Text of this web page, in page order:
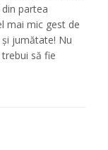
partea
mai mic gest de
jumătate! Nu
să fie